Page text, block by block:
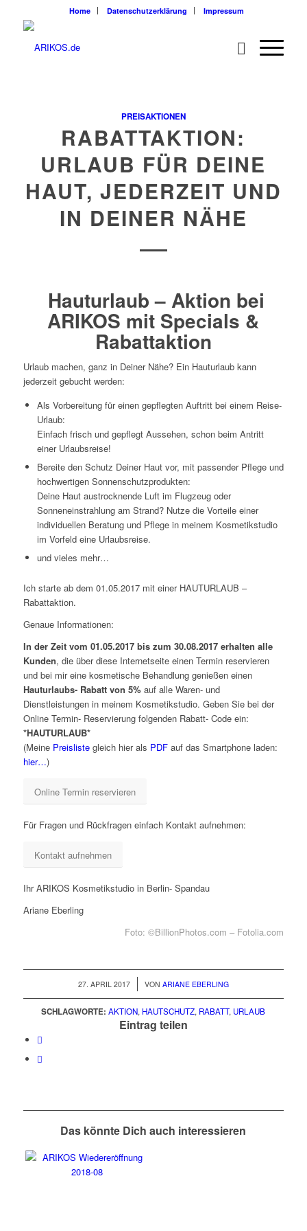
Home Datenschutzerklärung Impressum
PREISAKTIONEN
RABATTAKTION:
URLAUB FÜR DEINE
HAUT, JEDERZEIT UND
IN DEINER NÄHE
Hauturlaub – Aktion bei
ARIKOS mit Specials &
Rabattaktion
Urlaub machen, ganz in Deiner Nähe? Ein Hauturlaub kann
jederzeit gebucht werden:
Als Vorbereitung für einen gepflegten Auftritt bei einem Reise-
Urlaub:
Einfach frisch und gepflegt Aussehen, schon beim Antritt
einer Urlaubsreise!
Bereite den Schutz Deiner Haut vor, mit passender Pflege und
hochwertigen Sonnenschutzprodukten:
Deine Haut austrocknende Luft im Flugzeug oder
Sonneneinstrahlung am Strand? Nutze die Vorteile einer
individuellen Beratung und Pflege in meinem Kosmetikstudio
im Vorfeld eine Urlaubsreise.
und vieles mehr…
Ich starte ab dem 01.05.2017 mit einer HAUTURLAUB –
Rabattaktion.
Genaue Informationen:
In der Zeit vom 01.05.2017 bis zum 30.08.2017 erhalten alle
Kunden, die über diese Internetseite einen Termin reservieren
und bei mir eine kosmetische Behandlung genießen einen
Hauturlaubs- Rabatt von 5%auf alle Waren- und
Dienstleistungen in meinem Kosmetikstudio. Geben Sie bei der
Online Termin- Reservierung folgenden Rabatt- Code ein:
*HAUTURLAUB*
(Meine Preislistegleich hier als PDF auf das Smartphone laden:
hier…)
Online Termin reservieren
Für Fragen und Rückfragen einfach Kontakt aufnehmen:
Kontakt aufnehmen
Ihr ARIKOS Kosmetikstudio in Berlin- Spandau
Ariane Eberling
Foto: ©BillionPhotos.com – Fotolia.com
27. APRIL 2017
/ VON ARIANE EBERLING
SCHLAGWORTE: AKTION, HAUTSCHUTZ, RABATT, URLAUB
Eintrag teilen
Das könnte Dich auch interessieren